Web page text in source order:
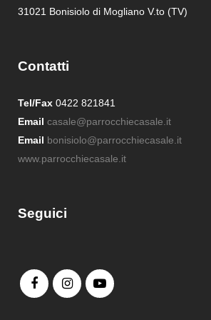
31021 Bonisiolo di Mogliano V.to (TV)
Contatti
Tel/Fax 0422 821841
Email casale@parrocchiecasale.it
Email bonisiolo@parrocchiecasale.it
www.parrocchiecasale.it
Seguici